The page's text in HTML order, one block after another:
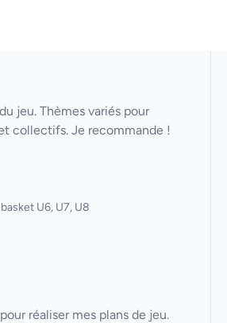
jeu. Thèmes variés pour
collectifs. Je recommande !
U6, U7, U8
réaliser mes plans de jeu.